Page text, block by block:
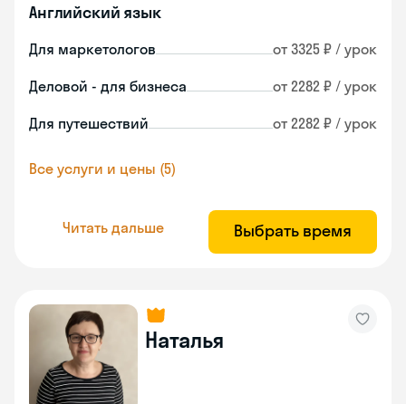
Английский язык
Для маркетологов от 3325 ₽ / урок
Деловой - для бизнеса от 2282 ₽ / урок
Для путешествий от 2282 ₽ / урок
Все услуги и цены (5)
Читать дальше Выбрать время
Наталья